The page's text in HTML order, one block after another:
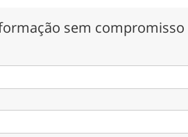
sem compromisso